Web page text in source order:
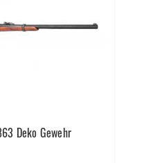
Deko Gewehr